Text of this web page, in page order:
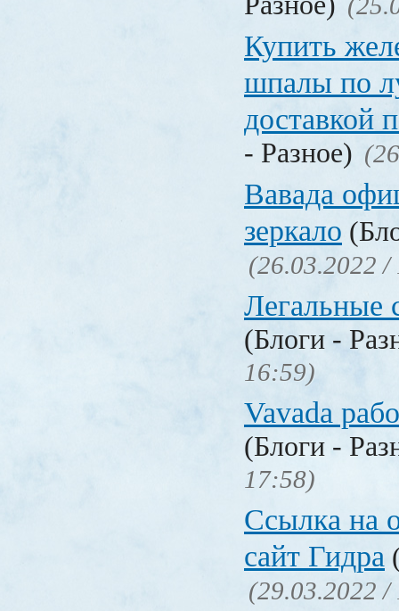
Купить
шпалы по
доставкой
- Разное)
Вавада
зеркало
(26.03.2022 /
Легальные
(Блоги -
16:59)
Vavada
(Блоги -
17:58)
Ссылка на
сайт Гидра
(29.03.2022 /